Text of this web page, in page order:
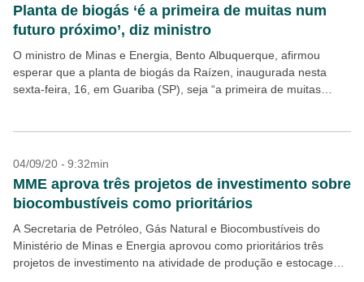
Planta de biogás ‘é a primeira de muitas num
futuro próximo’, diz ministro
O ministro de Minas e Energia, Bento Albuquerque, afirmou
esperar que a planta de biogás da Raízen, inaugurada nesta
sexta-feira, 16, em Guariba (SP), seja “a primeira de muitas
04/09/20 - 9:32min
MME aprova três projetos de investimento sobre
biocombustíveis como prioritários
A Secretaria de Petróleo, Gás Natural e Biocombustíveis do
Ministério de Minas e Energia aprovou como prioritários três
projetos de investimento na atividade de produção e estocagem